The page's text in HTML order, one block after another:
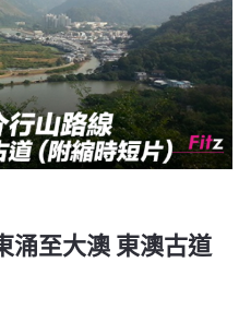
涌至大澳 東澳古道